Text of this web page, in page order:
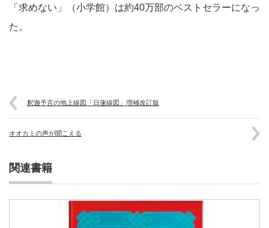
「求めない」（小学館）は約40万部のベストセラーになっ
た。
釈迦予言の地上線図「日蓮線図」増補改訂版
オオカミの声が聞こえる
関連書籍